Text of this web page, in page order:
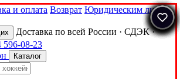
и оплата Возврат Юридическим лицам
Доставка по всей России · СДЭК ·
596-08-23
Каталог